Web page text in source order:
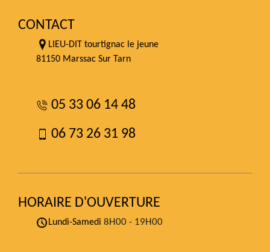
CONTACT
LIEU-DIT tourtignac le jeune
81150 Marssac Sur Tarn
05 33 06 14 48
06 73 26 31 98
HORAIRE D'OUVERTURE
Lundi-Samedi 8H00 - 19H00